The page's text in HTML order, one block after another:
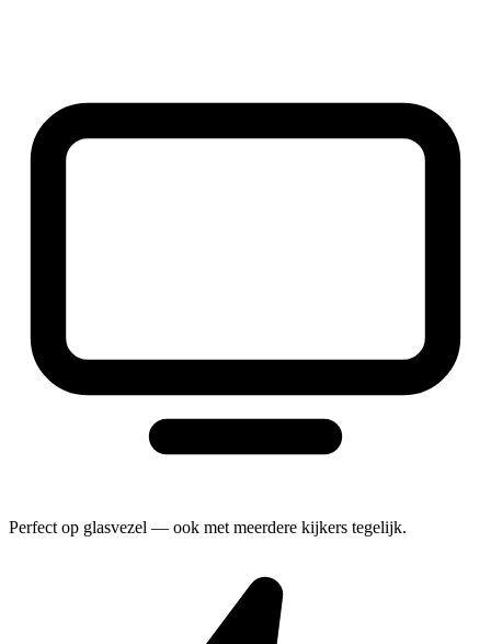
Perfect op glasvezel — ook met meerdere kijkers tegelijk.